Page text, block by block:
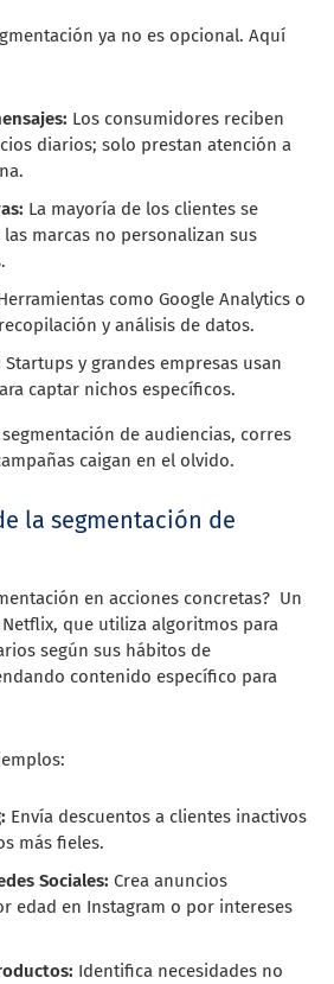
ya no es opcional. Aquí
Los consumidores reciben
diarios; solo prestan atención a
La mayoría de los clientes se
marcas no personalizan sus
como Google Analytics o
y análisis de datos.
Startups y grandes empresas usan
captar nichos específicos.
de audiencias, corres
caigan en el olvido.
la segmentación de
en acciones concretas? Un
que utiliza algoritmos para
según sus hábitos de
contenido específico para
Envía descuentos a clientes inactivos
más fieles.
Sociales: Crea anuncios
edad en Instagram o por intereses
Identifica necesidades no